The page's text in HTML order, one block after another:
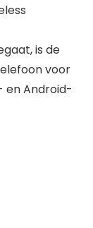
is de
voor
en Android-